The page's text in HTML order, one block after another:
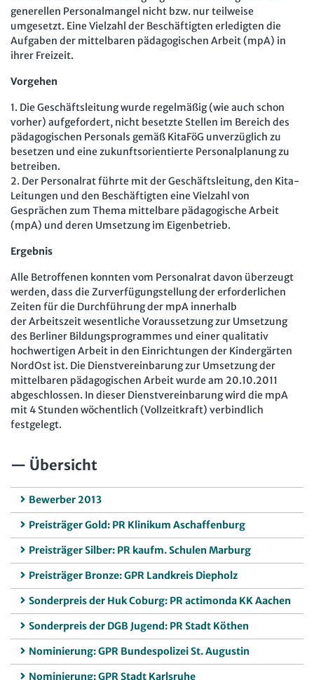
Arbeitsschutz und Mitbestimmung
Schwerbehindertenrecht und Inklusion
Mitbestimmung
Arbeit und Recht
Soziales Recht
Digitales Arbeits- und Sozialrecht
Soziale Sicherheit
Arbeitszeit online
KI-Praxis Arbeitsrecht online
JAV-Praxis online
mein Bund-Online
Presse Interne Meldestelle
Datenschutz
Erklärung zur Barrierefreiheit
Widerruf
Widerrufsrecht
Verlag
Karriere Buchhandel
generellen Personalmangel nicht bzw. nur teilweise
umgesetzt. Eine Vielzahl der Beschäftigten erledigten die
Aufgaben der mittelbaren pädagogischen Arbeit (mpA) in
ihrer Freizeit.
Vorgehen
1. Die Geschäftsleitung wurde regelmäßig (wie auch schon
vorher) aufgefordert, nicht besetzte Stellen im Bereich des
pädagogischen Personals gemäß KitaFöG unverzüglich zu
besetzen und eine zukunftsorientierte Personalplanung zu
betreiben.
2. Der Personalrat führte mit der Geschäftsleitung, den Kita-
Leitungen und den Beschäftigten eine Vielzahl von
Gesprächen zum Thema mittelbare pädagogische Arbeit
(mpA) und deren Umsetzung im Eigenbetrieb.
Ergebnis
Alle Betroffenen konnten vom Personalrat davon überzeugt
werden, dass die Zurverfügungstellung der erforderlichen
Zeiten für die Durchführung der mpA innerhalb
der Arbeitszeit wesentliche Voraussetzung zur Umsetzung
des Berliner Bildungsprogrammes und einer qualitativ
hochwertigen Arbeit in den Einrichtungen der Kindergärten
NordOst ist. Die Dienstvereinbarung zur Umsetzung der
mittelbaren pädagogischen Arbeit wurde am 20.10.2011
abgeschlossen. In dieser Dienstvereinbarung wird die mpA
mit 4 Stunden wöchentlich (Vollzeitkraft) verbindlich
festgelegt.
Übersicht
Bewerber 2013
Preisträger Gold: PR Klinikum Aschaffenburg
Preisträger Silber: PR kaufm. Schulen Marburg
Preisträger Bronze: GPR Landkreis Diepholz
Sonderpreis der Huk Coburg: PR actimonda KK Aachen
Sonderpreis der DGB Jugend: PR Stadt Köthen
Nominierung: GPR Bundespolizei St. Augustin
Nominierung: GPR Stadt Karlsruhe